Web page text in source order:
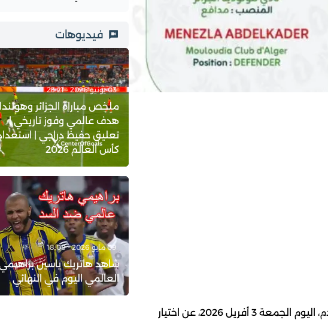
أعلنت الرابطة المحترفة لكرة القدم، اليوم الجمعة 3 أفريل 2026، عن اختيار
فيديوهات
03 يونيو 2026 - 23:21
ملخص مباراة الجزائر
هدف عالمي وفوز تاريخي |
تعليق حفيظ دراجي |
كأس العالم 2026
09 مايو 2026 - 18:08
شاهد هاتريك ياسين
العالمي اليوم في النهائي